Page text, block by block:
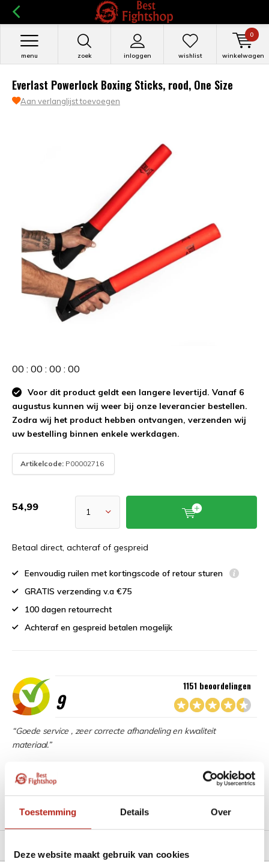
Toestemming Details Over
Deze website maakt gebruik van cookies
zoek inloggen
menu wishlist winkelwagen
0
Everlast Powerlock Boxing Sticks, rood, One Size
Aan verlanglijst toevoegen
00 : 00 : 00 : 00
Voor dit product geldt een langere levertijd. Vanaf 6
augustus kunnen wij weer bij onze leverancier bestellen.
Zodra wij het product hebben ontvangen, verzenden wij
uw bestelling binnen enkele werkdagen.
Artikelcode: P00002716
54,99
Betaal direct, achteraf of gespreid
Eenvoudig ruilen met kortingscode of retour sturen
GRATIS verzending v.a €75
100 dagen retourrecht
Achteraf en gespreid betalen mogelijk
9
1151 beoordelingen
“Goede service , zeer correcte afhandeling en kwaliteit
materiaal.”
Beschikbaar in de volgende varianten:
Productomschrijving